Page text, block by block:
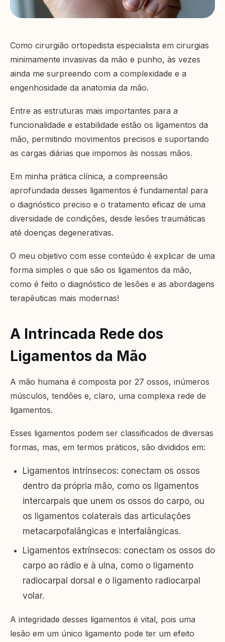
Como cirurgião ortopedista especialista em cirurgias
minimamente invasivas da mão e punho, às vezes
ainda me surpreendo com a complexidade e a
engenhosidade da anatomia da mão.
Entre as estruturas mais importantes para a
funcionalidade e estabilidade estão os ligamentos da
mão, permitindo movimentos precisos e suportando
as cargas diárias que impomos às nossas mãos.
Em minha prática clínica, a compreensão
aprofundada desses ligamentos é fundamental para
o diagnóstico preciso e o tratamento eficaz de uma
diversidade de condições, desde lesões traumáticas
até doenças degenerativas.
O meu objetivo com esse conteúdo é explicar de uma
forma simples o que são os ligamentos da mão,
como é feito o diagnóstico de lesões e as abordagens
terapêuticas mais modernas!
A Intrincada Rede dos
Ligamentos da Mão
A mão humana é composta por 27 ossos, inúmeros
músculos, tendões e, claro, uma complexa rede de
ligamentos.
Esses ligamentos podem ser classificados de diversas
formas, mas, em termos práticos, são divididos em:
Ligamentos intrínsecos: conectam os ossos
dentro da própria mão, como os ligamentos
intercarpais que unem os ossos do carpo, ou
os ligamentos colaterais das articulações
metacarpofalângicas e interfalângicas.
Ligamentos extrínsecos: conectam os ossos do
carpo ao rádio e à ulna, como o ligamento
radiocarpal dorsal e o ligamento radiocarpal
volar.
A integridade desses ligamentos é vital, pois uma
lesão em um único ligamento pode ter um efeito